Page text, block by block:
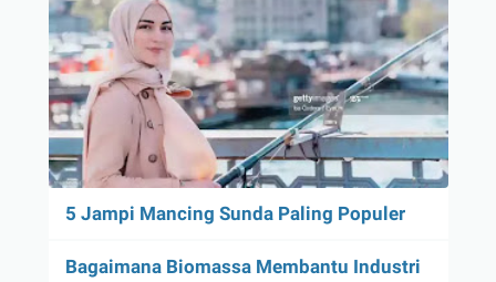
5 Jampi Mancing Sunda Paling Populer
Bagaimana Biomassa Membantu Industri